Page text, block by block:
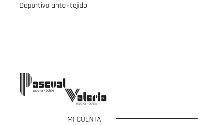
Deportivo ante+tejido
MI CUENTA